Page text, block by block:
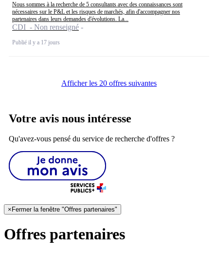
Nous sommes à la recherche de 5 consultants avec des connaissances sont
nécessaires sur le P&L et les risques de marchés, afin d'accompagner nos
partenaires dans leurs demandes d'évolutions. La...
CDI - Non renseigné
Publié il y a 17 jours
Afficher les 20 offres suivantes
Votre avis nous intéresse
Qu'avez-vous pensé du service de recherche d'offres ?
× Fermer la fenêtre "Offres partenaires"
Offres partenaires